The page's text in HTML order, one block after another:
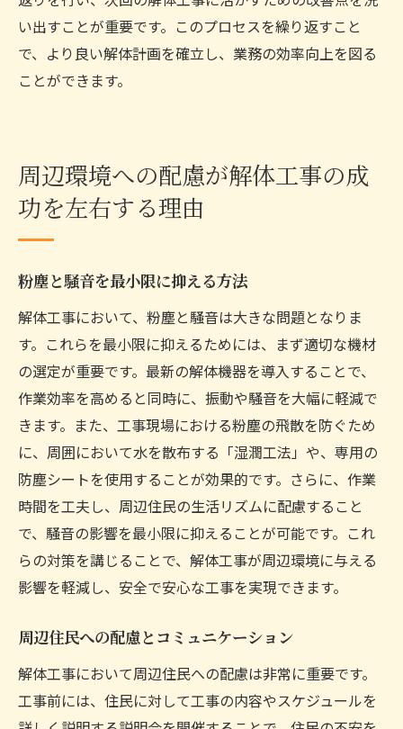
い出すことが重要です。このプロセスを繰り返すこと
で、より良い解体計画を確立し、業務の効率向上を図る
ことができます。
周辺環境への配慮が解体工事の成
功を左右する理由
粉塵と騒音を最小限に抑える方法
解体工事において、粉塵と騒音は大きな問題となりま
す。これらを最小限に抑えるためには、まず適切な機材
の選定が重要です。最新の解体機器を導入することで、
作業効率を高めると同時に、振動や騒音を大幅に軽減で
きます。また、工事現場における粉塵の飛散を防ぐため
に、周囲において水を散布する「湿潤工法」や、専用の
防塵シートを使用することが効果的です。さらに、作業
時間を工夫し、周辺住民の生活リズムに配慮すること
で、騒音の影響を最小限に抑えることが可能です。これ
らの対策を講じることで、解体工事が周辺環境に与える
影響を軽減し、安全で安心な工事を実現できます。
周辺住民への配慮とコミュニケーション
解体工事において周辺住民への配慮は非常に重要です。
工事前には、住民に対して工事の内容やスケジュールを